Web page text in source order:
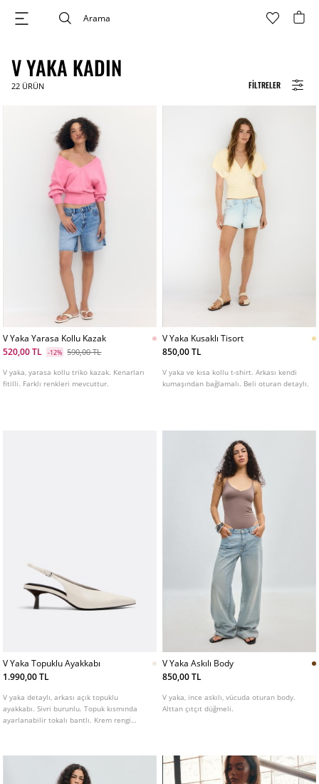
FILTRELER
V YAKA KADIN
22 ÜRÜN
V Yaka Yarasa Kollu Kazak
520,00 TL
-12% 590,00 TL
V yaka, yarasa kollu triko kazak. Kenarları
fitilli. Farklı renkleri mevcuttur.
V Yaka Kusaklı Tisort
850,00 TL
V yaka ve kısa kollu t-shirt. Arkası kendi
kumaşından bağlamalı. Beli oturan detaylı.
V Yaka Topuklu Ayakkabı
1.990,00 TL
V yaka detaylı, arkası açık topuklu
ayakkabı. Sivri burunlu. Topuk kısmında
ayarlanabilir tokalı bantlı. Krem rengi
V Yaka Askılı Body
850,00 TL
V yaka, ince askılı, vücuda oturan body.
Alttan çıtçıt düğmeli.